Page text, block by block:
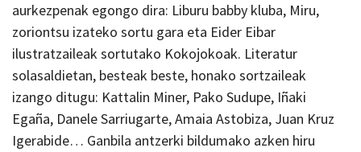
aurkezpenak egongo dira: Liburu babby kluba, Miru,
zoriontsu izateko sortu gara eta Eider Eibar
ilustratzaileak sortutako Kokojokoak. Literatur
solasaldietan, besteak beste, honako sortzaileak
izango ditugu: Kattalin Miner, Pako Sudupe, Iñaki
Egaña, Danele Sarriugarte, Amaia Astobiza, Juan Kruz
Igerabide… Ganbila antzerki bildumako azken hiru